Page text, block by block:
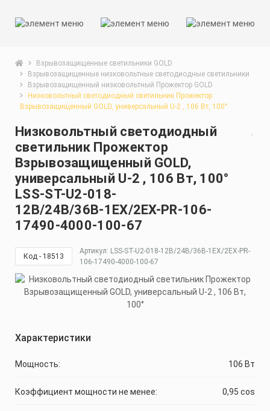
Взрывозащищенные светильники GOLD
Взрывозащищенные низковольтные светодиодные светильники
Взрывозащищенный низковольтный Прожектор GOLD
Низковольтный светодиодный светильник Прожектор
Взрывозащищенный GOLD, универсальный U-2 , 106 Вт, 100°
Низковольтный светодиодный
светильник Прожектор
Взрывозащищенный GOLD,
универсальный U-2 , 106 Вт, 100°
LSS-ST-U2-018-
12В/24В/36В-1EX/2EX-PR-106-
17490-4000-100-67
Код - 18513
Артикул: LSS-ST-U2-018-12В/24В/36В-1EX/2EX-PR-
106-17490-4000-100-67
Характеристики
Мощность: 106 Вт
Коэффициент мощности не менее: 0,95 cos